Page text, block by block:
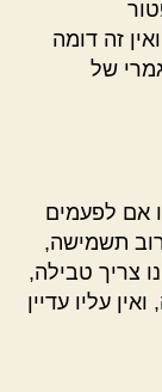
זה דומה
של
אם לפעמים
תשמישה,
צריך טבילה,
עליו עדיין